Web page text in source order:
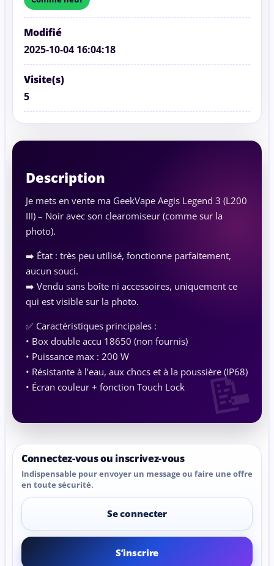
Modifié
2025-10-04 16:04:18
Visite(s)
5
Description
Je mets en vente ma GeekVape Aegis Legend 3 (L200
III) – Noir avec son clearomiseur (comme sur la
photo).
➡️ État : très peu utilisé, fonctionne parfaitement,
aucun souci.
➡️ Vendu sans boîte ni accessoires, uniquement ce
qui est visible sur la photo.
✅ Caractéristiques principales :
• Box double accu 18650 (non fournis)
• Puissance max : 200 W
• Résistante à l’eau, aux chocs et à la poussière (IP68)
• Écran couleur + fonction Touch Lock
Connectez-vous ou inscrivez-vous
Indispensable pour envoyer un message ou faire une offre
en toute sécurité.
Se connecter
S’inscrire